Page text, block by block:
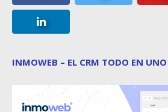
INMOWEB – EL CRM TODO EN UNO